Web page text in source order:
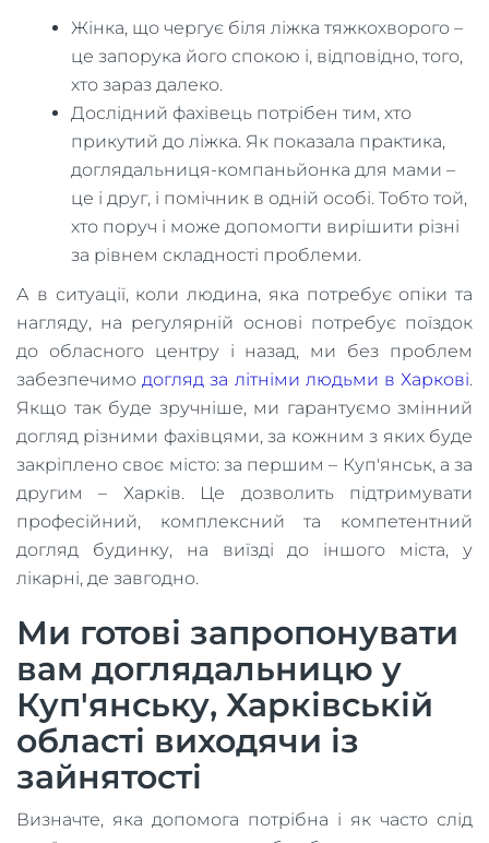
Жінка, що чергує біля ліжка тяжкохворого –
це запорука його спокою і, відповідно, того,
хто зараз далеко.
Дослідний фахівець потрібен тим, хто
прикутий до ліжка. Як показала практика,
доглядальниця-компаньйонка для мами –
це і друг, і помічник в одній особі. Тобто той,
хто поруч і може допомогти вирішити різні
за рівнем складності проблеми.
​А в ситуації, коли людина, яка потребує опіки та
нагляду, на регулярній основі потребує поїздок
до обласного центру і назад, ми без проблем
забезпечимодогляд за літніми людьми в Харкові.
Якщо так буде зручніше, ми гарантуємо змінний
догляд різними фахівцями, за кожним з яких буде
закріплено своє місто: за першим – Куп'янськ, а за
другим – Харків. Це дозволить підтримувати
професійний, комплексний та компетентний
догляд будинку, на виїзді до іншого міста, у
лікарні, де завгодно.
Ми готові запропонувати
вам доглядальницю у
Куп'янську, Харківській
області виходячи із
зайнятості
Визначте, яка допомога потрібна і як часто слід